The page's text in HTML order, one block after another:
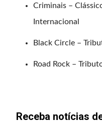
Criminais –
Internacional ⁣
Black Circle –
Road Rock –
Receba notícias